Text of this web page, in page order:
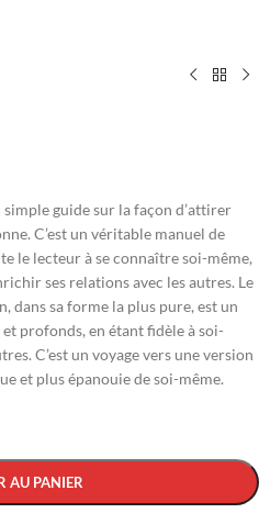
simple guide sur la façon d’attirer
C’est un véritable manuel de
le lecteur à se connaître soi-même,
ses relations avec les autres. Le
dans sa forme la plus pure, est un
profonds, en étant fidèle à soi-
C’est un voyage vers une version
et plus épanouie de soi-même.
AU PANIER